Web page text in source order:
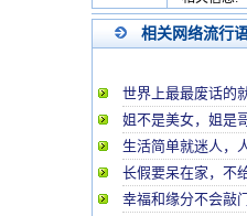
相关网络流行
世界上最最废话的
姐不是美女，姐是
生活简单就迷人，
长假要呆在家，不
幸福和缘分不会敲